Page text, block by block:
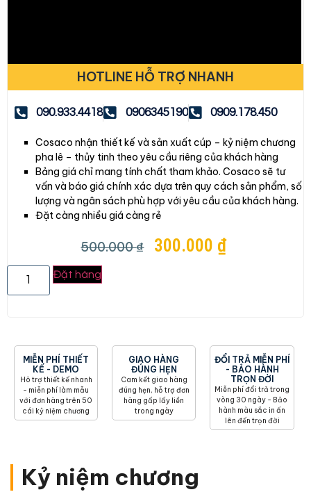
HOTLINE HỖ TRỢ NHANH
090.933.4418 0906345190 0909.178.450
Cosaco nhận thiết kế và sản xuất cúp – kỷ niệm chương
pha lê – thủy tinh theo yêu cầu riêng của khách hàng
Bảng giá chỉ mang tính chất tham khảo. Cosaco sẽ tư
vấn và báo giá chính xác dựa trên quy cách sản phẩm, số
lượng và ngân sách phù hợp với yêu cầu của khách hàng.
Đặt càng nhiều giá càng rẻ
500.000₫ 300.000 ₫
Đặt hàng
MIỄN PHÍ THIẾT
KẾ - DEMO
Hõ trợ thiết kế nhanh
- miễn phí làm mẫu
với đơn hàng trên 50
cái kỷ niệm chương
GIAO HÀNG
ĐÚNG HẸN
Cam kết giao hàng
đúng hẹn, hỗ trợ đơn
hàng gấp lấy liền
trong ngày
ĐỔI TRẢ MIỄN PHÍ
- BẢO HÀNH
TRỌN ĐỜI
Miễn phí đổi trả trong
vòng 30 ngày - Bảo
hành màu sắc in ấn
lên đến trọn đời
Kỷ niệm chương